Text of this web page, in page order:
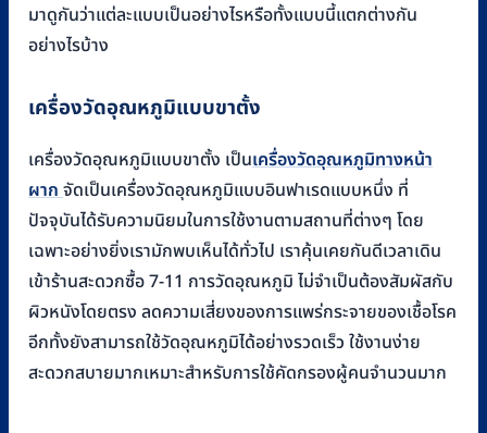
มาดูกันว่าแต่ละแบบเป็นอย่างไรหรือทั้งแบบนี้แตกต่างกัน
อย่างไรบ้าง
เครื่องวัดอุณหภูมิแบบขาตั้ง
เครื่องวัดอุณหภูมิแบบขาตั้ง เป็นเครื่องวัดอุณหภูมิทางหน้า
ผากจัดเป็นเครื่องวัดอุณหภูมิแบบอินฟาเรดแบบหนึ่ง ที่
ปัจจุบันได้รับความนิยมในการใช้งานตามสถานที่ต่างๆ โดย
เฉพาะอย่างยิ่งเรามักพบเห็นได้ทั่วไป เราคุ้นเคยกันดีเวลาเดิน
เข้าร้านสะดวกซื้อ 7-11 การวัดอุณหภูมิ ไม่จำเป็นต้องสัมผัสกับ
ผิวหนังโดยตรง ลดความเสี่ยงของการแพร่กระจายของเชื้อโรค
อีกทั้งยังสามารถใช้วัดอุณหภูมิได้อย่างรวดเร็ว ใช้งานง่าย
สะดวกสบายมากเหมาะสำหรับการใช้คัดกรองผู้คนจำนวนมาก